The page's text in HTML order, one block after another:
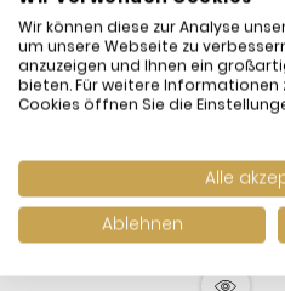
-10%
Wir können diese zur Analyse
um unsere Webseite zu
anzuzeigen und Ihnen ein
bieten. Für weitere Informationen
Cookies öffnen Sie die
Alle
Ablehnen